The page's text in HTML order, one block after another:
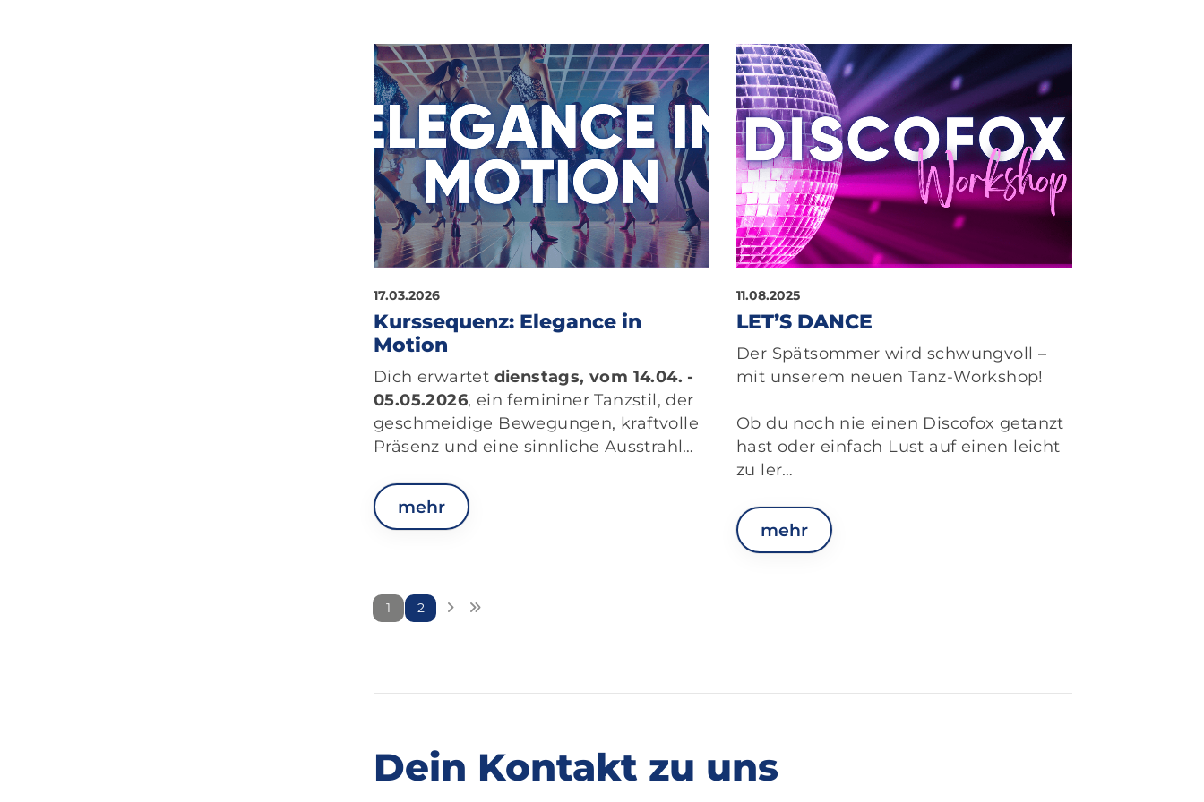
17.03.2026
Kurssequenz: Elegance in
Motion
Dich erwartet dienstags, vom 14.04. -
05.05.2026, ein femininer Tanzstil, der
geschmeidige Bewegungen, kraftvolle
Präsenz und eine sinnliche Ausstrahl…
mehr
11.08.2025
LET’S DANCE
Der Spätsommer wird schwungvoll –
mit unserem neuen Tanz-Workshop!
Ob du noch nie einen Discofox getanzt
hast oder einfach Lust auf einen leicht
zu ler…
mehr
1 2
Dein Kontakt zu uns